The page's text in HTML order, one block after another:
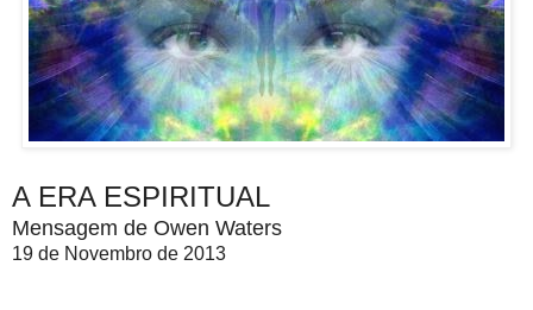
A ERA ESPIRITUAL
Mensagem de Owen Waters
19 de Novembro de 2013